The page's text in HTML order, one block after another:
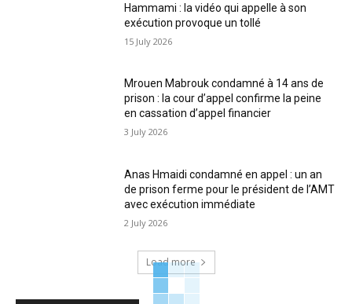
Hammami : la vidéo qui appelle à son
exécution provoque un tollé
15 July 2026
Mrouen Mabrouk condamné à 14 ans de
prison : la cour d’appel confirme la peine
en cassation d’appel financier
3 July 2026
Anas Hmaidi condamné en appel : un an
de prison ferme pour le président de l’AMT
avec exécution immédiate
2 July 2026
Load more